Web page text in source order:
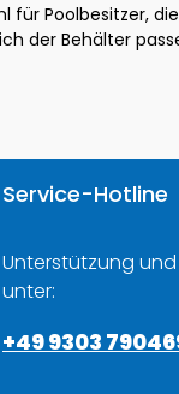
für Poolbesitzer,
der Behälter
Service-Hotline
Unterstützung
unter:
+49 9303